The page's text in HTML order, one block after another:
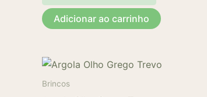
Adicionar ao carrinho
Brincos